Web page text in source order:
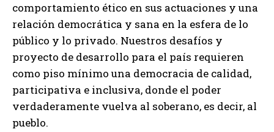
comportamiento ético en sus actuaciones y una
relación democrática y sana en la esfera de lo
público y lo privado. Nuestros desafíos y
proyecto de desarrollo para el país requieren
como piso mínimo una democracia de calidad,
participativa e inclusiva, donde el poder
verdaderamente vuelva al soberano, es decir, al
pueblo.